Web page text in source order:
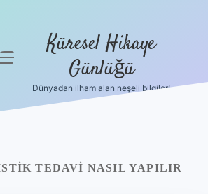
Küresel Hikaye
Günlüğü
Dünyadan ilham alan neşeli bilgiler!
TEDAVI NASIL YAPILIR